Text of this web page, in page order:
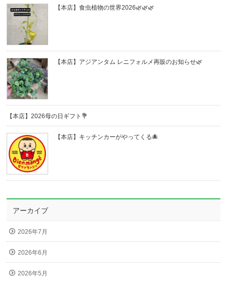
【本店】食虫植物の世界2026🌿🌿🌿
【本店】アジアンタム レニフォルメ再販のお知らせ🌿
【本店】2026母の日ギフト💐
【本店】キッチンカーがやってくる🐙
アーカイブ
2026年7月
2026年6月
2026年5月